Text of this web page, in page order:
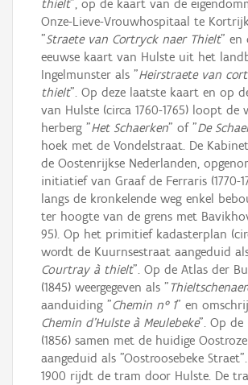
thielt", op de kaart van de
Onze-Lieve-Vrouwhospitaal te Kortrijk
"Straete van Cortryck naer Thielt" en
eeuwse kaart van Hulste uit het
Ingelmunster als "Heirstraete van
thielt". Op deze laatste kaart en op
van Hulste (circa 1760-1765) loopt de
herberg "Het Schaerken" of "De
hoek met de Vondelstraat. De
de Oostenrijkse Nederlanden,
initiatief van Graaf de Ferraris (1770-
langs de kronkelende weg enkel
ter hoogte van de grens met
95). Op het primitief kadasterplan
wordt de Kuurnsestraat aangeduid
Courtray à thielt". Op de Atlas der
(1845) weergegeven als "
aanduiding "Chemin n° 1" en
Chemin d'Hulste à Meulebeke". Op de
(1856) samen met de huidige
aangeduid als "Oostroosebeke
1900 rijdt de tram door Hulste. De